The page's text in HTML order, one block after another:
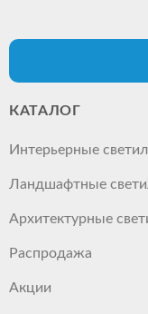
КАТАЛОГ
Интерьерные
Ландшафтные
Архитектурные
Распродажа
Акции